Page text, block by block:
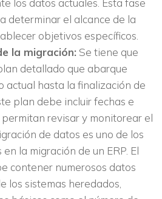
determinar el alcance de la
objetivos específicos.
la migración: Se tiene que
detallado que abarque
actual hasta la finalización de
plan debe incluir fechas e
revisar y monitorear el
de datos es uno de los
la migración de un ERP. El
contener numerosos datos
los sistemas heredados,